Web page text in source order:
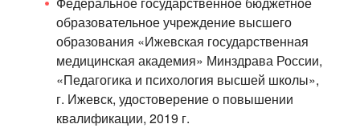
образовательное учреждение высшего
образования «Ижевская государственная
медицинская академия» Минздрава России,
«Педагогика и психология высшей школы»,
г. Ижевск, удостоверение о повышении
квалификации, 2019 г.